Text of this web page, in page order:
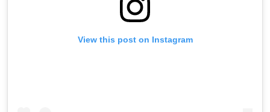
View this post on Instagram